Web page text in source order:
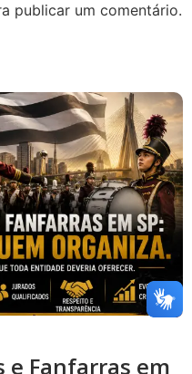
publicar um comentário.
e Fanfarras em